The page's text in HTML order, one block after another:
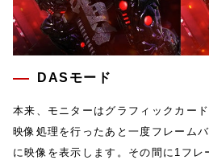
DASモード
本来、モニターはグラフィックカー
映像処理を行ったあと一度フレーム
に映像を表示します。その間に1フレ